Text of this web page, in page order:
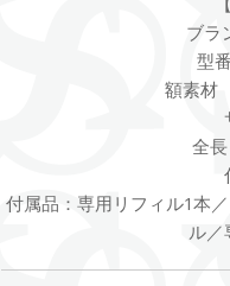
ブラ
型
額素材
全
付属品：専用リフィル1本
ル／